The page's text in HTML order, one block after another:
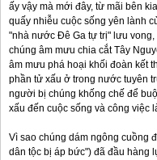
ấy vậy mà mới đây, từ mãi bên
quấy nhiễu cuộc sống yên lành
"nhà nước Đê Ga tự trị" lưu vong,
chúng âm mưu chia cắt Tây
âm mưu phá hoại khối đoàn kết
phần tử xấu ở trong nước tuyên
người bị chúng khống chế để
xấu đến cuộc sống và công việc
Vì sao chúng dám ngông cuồng
dân tộc bị áp bức") đã đầu hàng